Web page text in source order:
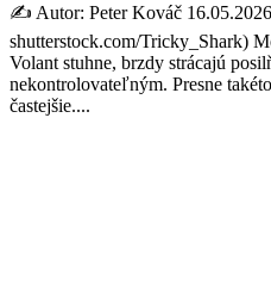
✍️ Autor: Peter Kováč
shutterstock.com/Tricky_Shark)
Volant stuhne, brzdy strácajú
nekontrolovateľným. Presne
častejšie....